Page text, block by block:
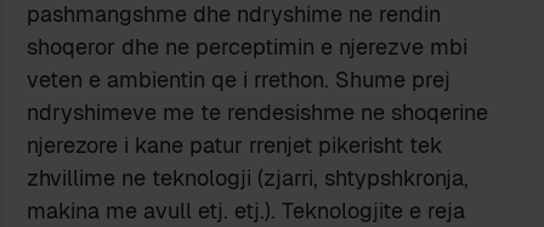
pashmangshme dhe ndryshime ne rendin
shoqeror dhe ne perceptimin e njerezve mbi
veten e ambientin qe i rrethon. Shume prej
ndryshimeve me te rendesishme ne shoqerine
njerezore i kane patur rrenjet pikerisht tek
zhvillime ne teknologji (zjarri, shtypshkronja,
makina me avull etj. etj.). Teknologjite e reja